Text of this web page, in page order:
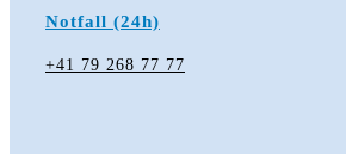
Notfall (24h)
+41 79 268 77 77